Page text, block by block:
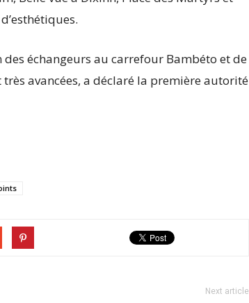
échangeurs au carrefour Bambéto et de
très avancées, a déclaré la première autorité
Next article